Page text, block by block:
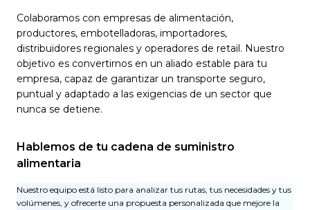
Colaboramos con empresas de alimentación,
productores, embotelladoras, importadores,
distribuidores regionales y operadores de retail. Nuestro
objetivo es convertirnos en un aliado estable para tu
empresa, capaz de garantizar un transporte seguro,
puntual y adaptado a las exigencias de un sector que
nunca se detiene.
Hablemos de tu cadena de suministro
alimentaria
Nuestro equipo está listo para analizar tus rutas, tus necesidades y tus
volúmenes, y ofrecerte una propuesta personalizada que mejore la